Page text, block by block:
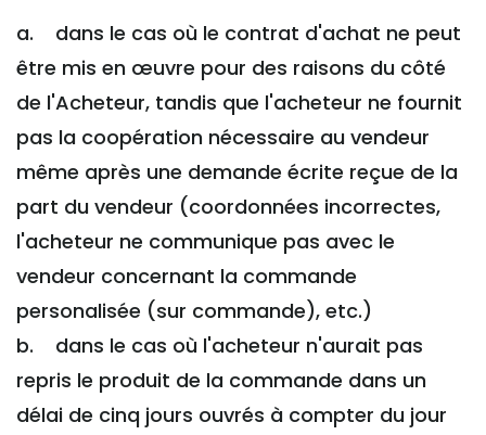
a. dans le cas où le contrat d'achat ne peut
être mis en œuvre pour des raisons du côté
de l'Acheteur, tandis que l'acheteur ne fournit
pas la coopération nécessaire au vendeur
même après une demande écrite reçue de la
part du vendeur (coordonnées incorrectes,
l'acheteur ne communique pas avec le
vendeur concernant la commande
personalisée (sur commande), etc.)
b. dans le cas où l'acheteur n'aurait pas
repris le produit de la commande dans un
délai de cinq jours ouvrés à compter du jour